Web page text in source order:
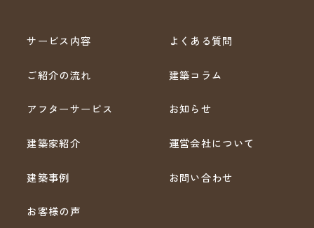
サービス内容
ご紹介の流れ
アフターサービス
建築家紹介
建築事例
お客様の声
よくある質問
建築コラム
お知らせ
運営会社について
お問い合わせ